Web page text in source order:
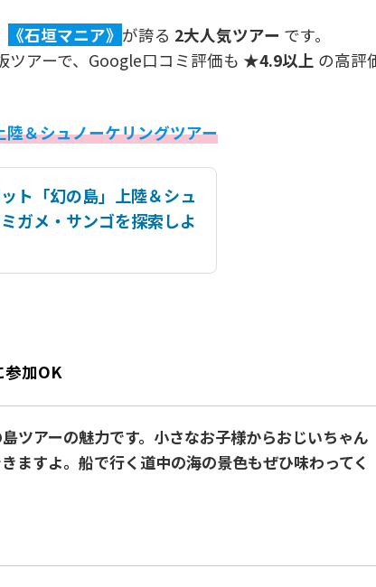
《石垣マニア》 が誇る 2大人気ツアー です。
ツアーで、Google口コミ評価も ★4.9以上 の高評
＆シュノーケリングツアー
ト「幻の島」上陸＆シュ
ガメ・サンゴを探索しよ
参加OK
ツアーの魅力です。小さなお子様からおじいちゃん
ますよ。船で行く道中の海の景色もぜひ味わってく